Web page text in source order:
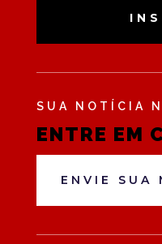
SUA NOTÍCIA
ENTRE EM
ENVIE SUA